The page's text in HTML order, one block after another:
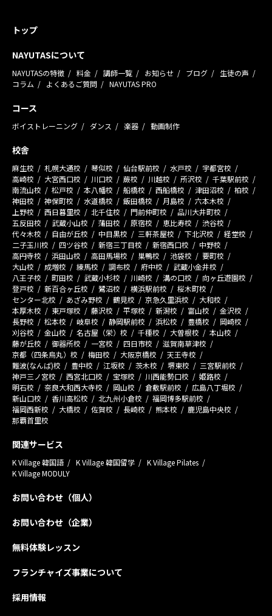
トップ
NAYUTASについて
NAYUTASの特徴 料金 講師一覧 お知らせ ブログ
生徒の声
コラム
よくあるご質問 NAYUTAS PRO
コース
ボイストレーニング ダンス 楽器 動画制作
校舎
麻生校 札幌大通校 琴似校 仙台駅前校 水戸校
宇都宮校
高崎校
大宮西口校 川口校 蕨校 川越校 所沢校
千葉駅前校
南流山校
松戸校 本八幡校 船橋校 西船橋校 津田沼校
柏校
神田校
神保町校 水道橋校 飯田橋校 月島校
六本木校
上野校
西日暮里校 北千住校 門前仲町校
品川大井町校
五反田校
武蔵小山校 蒲田校 原宿校 恵比寿校
渋谷校
代々木校
自由が丘校 中目黒校 三軒茶屋校 下北沢校
経堂校
二子玉川校
四ツ谷校 新宿三丁目校 新宿西口校
中野校
高円寺校
浜田山校 高田馬場校 巣鴨校 池袋校
要町校
大山校
成増校 練馬校 調布校 府中校
武蔵小金井校
八王子校
町田校 武蔵小杉校 川崎校 溝の口校
向ヶ丘遊園校
登戸校
新百合ヶ丘校 鷺沼校 横浜駅前校
桜木町校
センター北校
あざみ野校 鶴見校 京急久里浜校
大和校
本厚木校
東戸塚校 藤沢校 平塚校 新潟校 富山校
金沢校
長野校
松本校 岐阜校 静岡駅前校 浜松校 豊橋校
岡崎校
刈谷校
金山校 名古屋（栄）校 千種校 大曽根校
本山校
藤が丘校
御器所校 一宮校 四日市校
滋賀南草津校
京都（四条烏丸）校
梅田校 大阪京橋校
天王寺校
難波(なんば)校
豊中校 江坂校 茨木校 堺東校
三宮駅前校
神戸三ノ宮校
西宮北口校 宝塚校 川西能勢口校
姫路校
明石校
奈良大和西大寺校 岡山校 倉敷駅前校
広島八丁堀校
新山口校
香川高松校 北九州小倉校
福岡博多駅前校
福岡西新校
大橋校 佐賀校 長崎校 熊本校
鹿児島中央校
那覇首里校
関連サービス
K Village 韓国語 K Village 韓国留学
K Village Pilates
K Village MODULY
お問い合わせ（個人）
お問い合わせ（企業）
無料体験レッスン
フランチャイズ事業について
採用情報